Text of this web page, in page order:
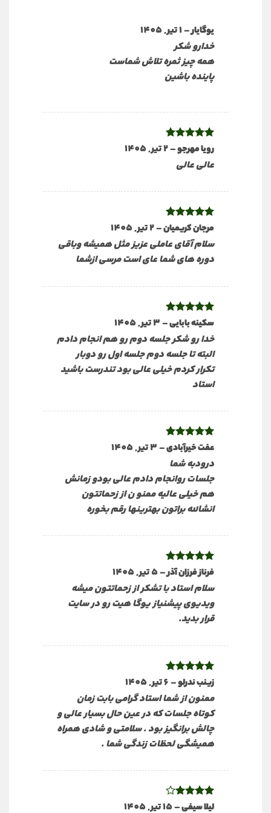
یوگایار–1 تیر, 1405
خدارو شکر
همه چیز ثمره تلاش شماست
پاینده باشین
نمره5از
5
رویا مهرجو–2 تیر, 1405
عالی عالی
نمره5از
مرجان کریمیان–2 تیر, 1405
سلام آقای عاملی عزیز مثل همیشه وباقی
دوره های شما عای است مرسی ازشما
نمره5از
سکینه بابایی–3 تیر, 1405
خدا رو شکر جلسه دوم رو هم انجام دادم
البته تا جلسه دوم جلسه اول رو دوبار
تکرار کردم خیلی عالی بود تندرست باشید
استاد
نمره5از
عفت خیرآبادی–3 تیر, 1405
درودبه شما
جلسات روانجام دادم عالی بودو زمانش
هم خیلی عالیه ممنو ن از زحماتتون
انشالله براتون بهترینها رقم بخوره
نمره5از
فرناز فرزان آذر–5 تیر, 1405
سلام استاد با تشکر از زحماتتون میشه
ویدیوی پیشنیاز یوگا هیت رو در سایت
قرار بدید.
نمره5از
5
زینب ندرلو–6 تیر, 1405
ممنون از شما استاد گرامی بابت زمان
کوتاه جلسات که در عین حال بسیار عالی و
چالش برانگیز بود . سلامتی و شادی همراه
همیشگی لحظات زندگی شما .
نمره4
لیلا سیفی–15 تیر, 1405